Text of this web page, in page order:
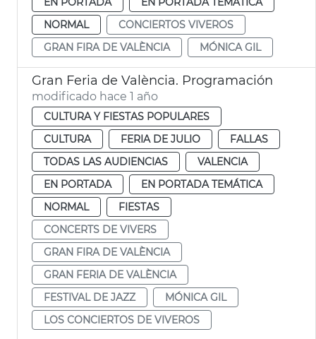
NORMAL
CONCIERTOS VIVEROS
GRAN FIRA DE VALÈNCIA
MÓNICA GIL
Gran Feria de València. Programación
modificado hace 1 año
CULTURA Y FIESTAS POPULARES
CULTURA
FERIA DE JULIO
FALLAS
TODAS LAS AUDIENCIAS
VALENCIA
EN PORTADA
EN PORTADA TEMÁTICA
NORMAL
FIESTAS
CONCERTS DE VIVERS
GRAN FIRA DE VALÈNCIA
GRAN FERIA DE VALÈNCIA
FESTIVAL DE JAZZ
MÓNICA GIL
LOS CONCIERTOS DE VIVEROS